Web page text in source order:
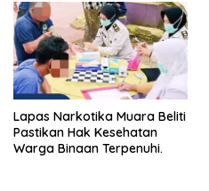
Lapas Narkotika Muara Beliti
Pastikan Hak Kesehatan
Warga Binaan Terpenuhi.